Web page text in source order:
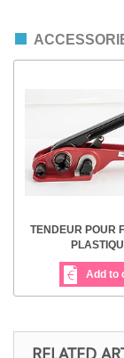
TENDEUR POUR
Add to
RELATED